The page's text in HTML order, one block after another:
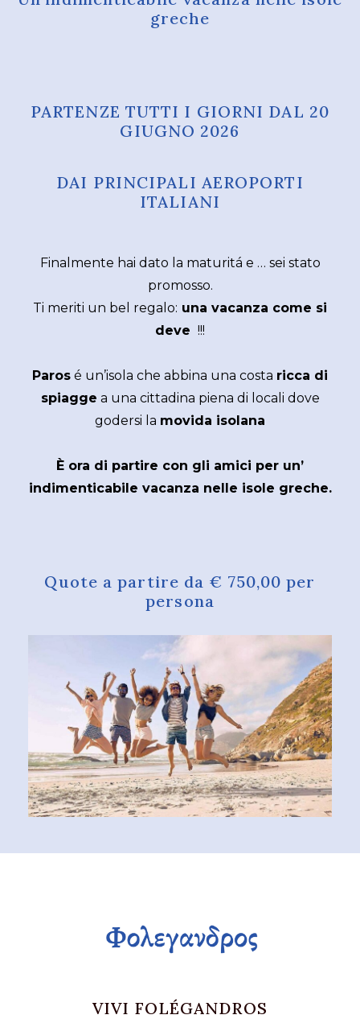
greche
PARTENZE TUTTI I GIORNI DAL 20
GIUGNO 2026
DAI PRINCIPALI AEROPORTI
ITALIANI
Finalmente hai dato la maturitá e … sei stato
promosso.
Ti meriti un bel regalo: una vacanza come si
deve !!!
Paros é un’isola che abbina una costa ricca di
spiagge a una cittadina piena di locali dove
godersi la movida isolana
È ora di partire con gli amici per un’
indimenticabile vacanza nelle isole greche.
Quote a partire da € 750,00 per
persona
VIVI FOLÉGANDROS